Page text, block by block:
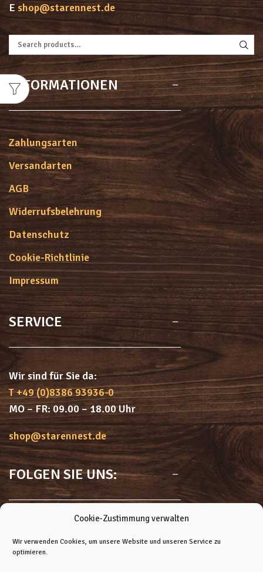
Cookie-Zustimmung verwalten
Wir verwenden Cookies, um unsere Website und unseren Service zu
optimieren.
Eshop@starennest.de
Suchen Nach:
INFORMATIONEN
Zahlungsarten
Versandarten
AGB
Widerrufsbelehrung
Datenschutz
Cookie-Richtlinie
Impressum
SERVICE
Wir sind für Sie da:
T +49 (0)8386 93936-0
MO – FR: 09.00 – 18.00 Uhr
shop@starennest.de
FOLGEN SIE UNS:
Facebook
Instagram
Youtube
Rss